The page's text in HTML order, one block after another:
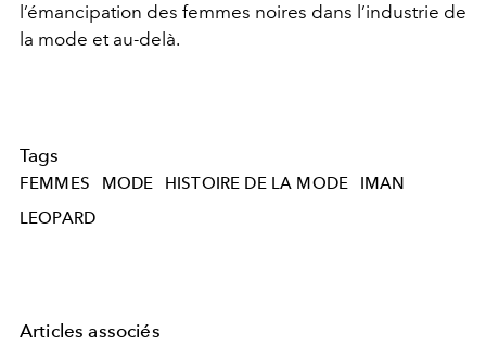
l’émancipation des femmes noires dans l’industrie de
la mode et au-delà.
Tags
FEMMES MODE HISTOIRE DE LA MODE
IMAN
LEOPARD
Articles associés